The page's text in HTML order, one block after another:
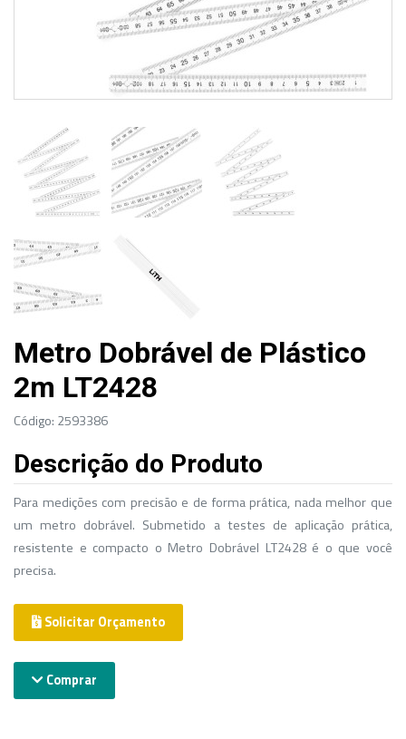
Metro Dobrável de Plástico
2m LT2428
Código: 2593386
Descrição do Produto
Para medições com precisão e de forma prática, nada melhor que
um metro dobrável. Submetido a testes de aplicação prática,
resistente e compacto o Metro Dobrável LT2428 é o que você
precisa.
Solicitar Orçamento
Comprar